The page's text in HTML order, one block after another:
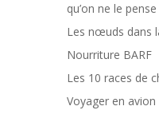
qu’on ne le pense
Les nœuds dans
Nourriture BARF
Les 10 races de
Voyager en